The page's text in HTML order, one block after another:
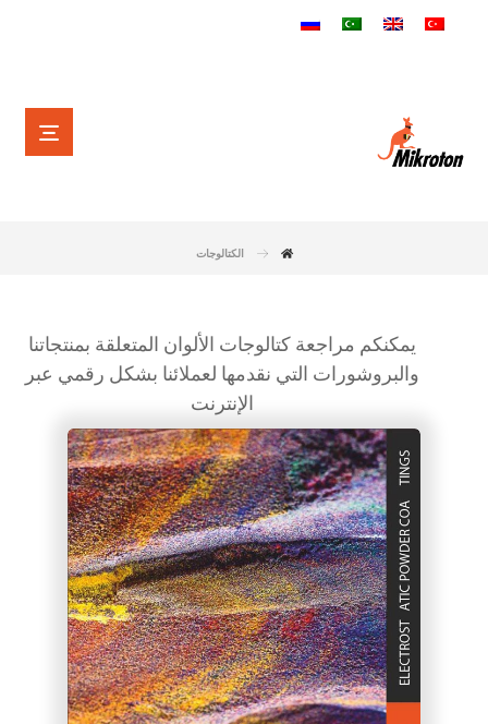
الكتالوجات
يمكنكم مراجعة كتالوجات الألوان المتعلقة بمنتجاتنا
والبروشورات التي نقدمها لعملائنا بشكل رقمي عبر
الإنترنت